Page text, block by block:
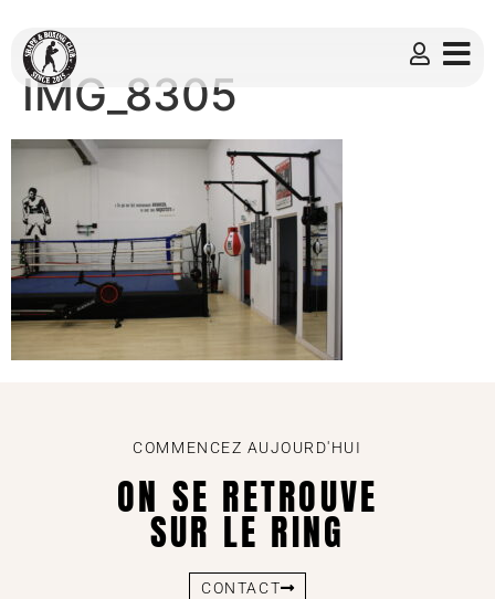
IMG_8305
COMMENCEZ AUJOURD'HUI
ON SE RETROUVE
SUR LE RING
CONTACT